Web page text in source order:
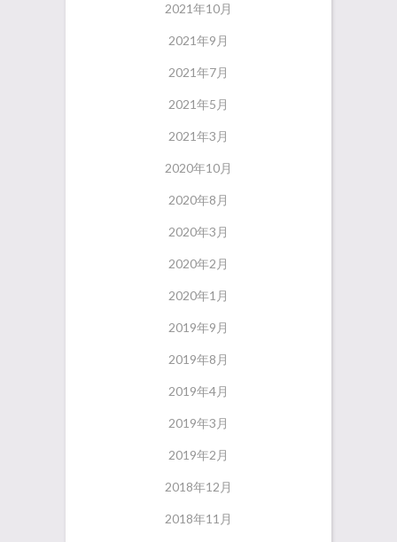
2021年10月
2021年9月
2021年7月
2021年5月
2021年3月
2020年10月
2020年8月
2020年3月
2020年2月
2020年1月
2019年9月
2019年8月
2019年4月
2019年3月
2019年2月
2018年12月
2018年11月